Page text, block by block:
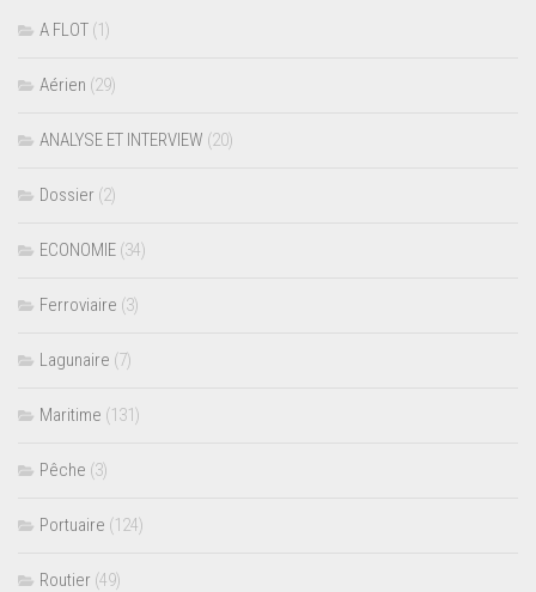
A FLOT (1)
Aérien (29)
ANALYSE ET INTERVIEW (20)
Dossier (2)
ECONOMIE (34)
Ferroviaire (3)
Lagunaire (7)
Maritime (131)
Pêche (3)
Portuaire (124)
Routier (49)